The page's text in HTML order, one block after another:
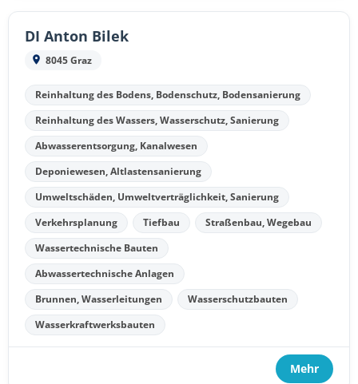
DI Anton Bilek
8045 Graz
Reinhaltung des Bodens, Bodenschutz, Bodensanierung
Reinhaltung des Wassers, Wasserschutz, Sanierung
Abwasserentsorgung, Kanalwesen
Deponiewesen, Altlastensanierung
Umweltschäden, Umweltverträglichkeit, Sanierung
Verkehrsplanung
Tiefbau
Straßenbau, Wegebau
Wassertechnische Bauten
Abwassertechnische Anlagen
Brunnen, Wasserleitungen
Wasserschutzbauten
Wasserkraftwerksbauten
Mehr